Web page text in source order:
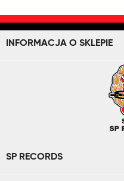
INFORMACJA O SKLEPIE
SP RECORDS